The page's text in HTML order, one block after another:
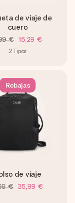
de viaje de
cuero
€ 15,29 €
2 Tipos
Rebajas
de viaje
€ 35,99 €